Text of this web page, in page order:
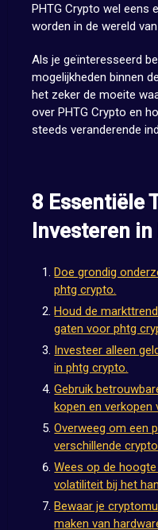
PHTG Crypto wel eens
worden in de wereld
Als je geïnteresseerd
mogelijkheden binnen
het zeker de moeite
over PHTG Crypto en
steeds veranderende
8 Essentiële
Investeren
Doe grondig
phtg crypto.
Houd de
gaten voor phtg
Investeer alleen
in phtg crypto.
Gebruik
kopen en verkopen
Overweeg om een
verschillende
Wees op de
volatiliteit bij het
Bewaar je
maken van